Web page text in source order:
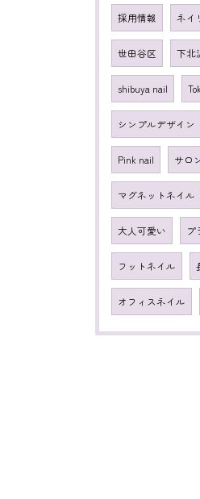
採用情報 ネイ
世田谷区 下北
shibuya nail
シンプルデザイン
Pink nail サロ
マグネットネイル
大人可愛い プ
フットネイル
オフィスネイル